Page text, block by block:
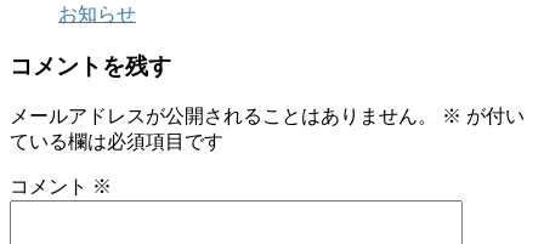
お知らせ
コメントを残す
メールアドレスが公開されることはありません。 ※ が付い
ている欄は必須項目です
コメント ※